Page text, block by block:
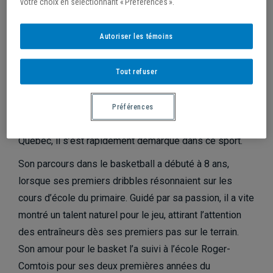
L’ÉQUIPE DE BASKETBALL DES CITADINS DE
ANNÉES CONSÉCUTIVES, ACCUEILLERA
LÉO VERVILLE POUR LA PROCHAINE
SAISON.
Léo Verville, 19 ans, de Fossambault-sur-le-Lac, a
découvert une passion pour le basketball dès son
enfance. Issu de cette petite ville du nord-ouest de
Québec, il s’est rapidement démarqué dans ce sport.
Son parcours dans le basketball a débuté à 8 ans,
lorsque ses premiers dribbles résonnaient sur les
cours d’école du primaire. Guidé par sa passion, il a vite
montré un talent naturel pour le jeu, attirant l’attention
des entraîneurs dès ses premiers pas sur le terrain.
Son amour pour le basket l’a suivi à l’école Roger-
Comtois pour ses deux premières années du
Tout refuser
Autoriser les témoins
Préférences